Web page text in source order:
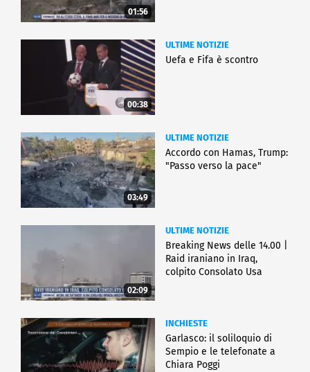
01:56
00:38
ULTIME NOTIZIE
Uefa e Fifa è scontro
03:49
ULTIME NOTIZIE
Accordo con Hamas, Trump:
"Passo verso la pace"
02:09
ULTIME NOTIZIE
Breaking News delle 14.00 |
Raid iraniano in Iraq,
colpito Consolato Usa
INCHIESTE
Garlasco: il soliloquio di
Sempio e le telefonate a
Chiara Poggi